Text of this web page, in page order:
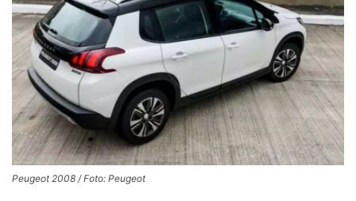
Peugeot 2008 / Foto: Peugeot